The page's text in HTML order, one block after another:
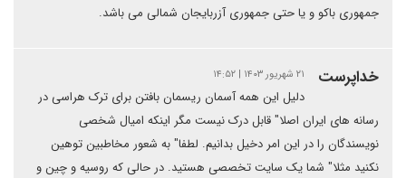
جمهوری باکو و یا حتی جمهوری آزربایجان شمالی می باشد.
خداپرست ۲۱ شهریور ۱۴۰۳ | ۱۴:۵۲
دلیل این همه آسمان ریسمان بافتن برای ترک هراسی در
رسانه های ایران اصلا" قابل درک نیست مگر اینکه امیال شخصی
نویسندگان را در این امر دخیل بدانیم. لطفا" به شعور مخاطبین توهین
نکنید مثلا" شما یک سایت تخصصی هستید. در حالی که روسیه و چین و